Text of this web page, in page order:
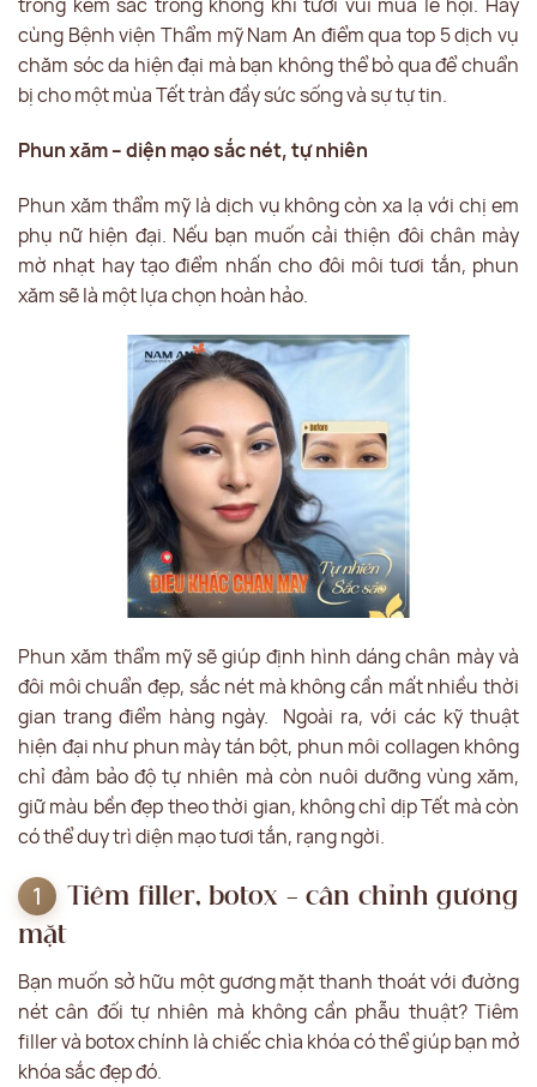
cùng Bệnh viện Thẩm mỹ Nam An điểm qua top 5 dịch vụ
chăm sóc da hiện đại mà bạn không thể bỏ qua để chuẩn
bị cho một mùa Tết tràn đầy sức sống và sự tự tin.
Phun xăm – diện mạo sắc nét, tự nhiên
Phun xăm thẩm mỹ là dịch vụ không còn xa lạ với chị em
phụ nữ hiện đại. Nếu bạn muốn cải thiện đôi chân mày
mờ nhạt hay tạo điểm nhấn cho đôi môi tươi tắn, phun
xăm sẽ là một lựa chọn hoàn hảo.
Phun xăm thẩm mỹ sẽ giúp định hình dáng chân mày và
đôi môi chuẩn đẹp, sắc nét mà không cần mất nhiều thời
gian trang điểm hàng ngày. Ngoài ra, với các kỹ thuật
hiện đại như phun mày tán bột, phun môi collagen không
chỉ đảm bảo độ tự nhiên mà còn nuôi dưỡng vùng xăm,
giữ màu bền đẹp theo thời gian, không chỉ dịp Tết mà còn
có thể duy trì diện mạo tươi tắn, rạng ngời.
Tiêm filler, botox – cân chỉnh gương
mặt
Bạn muốn sở hữu một gương mặt thanh thoát với đường
nét cân đối tự nhiên mà không cần phẫu thuật? Tiêm
filler và botox chính là chiếc chìa khóa có thể giúp bạn mở
khóa sắc đẹp đó.